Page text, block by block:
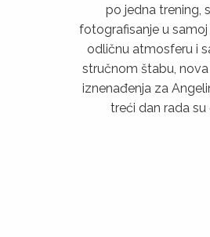
po jedna trening,
fotografisanje u samoj
odličnu atmosferu i
stručnom štabu,
iznenađenja za
treći dan rada